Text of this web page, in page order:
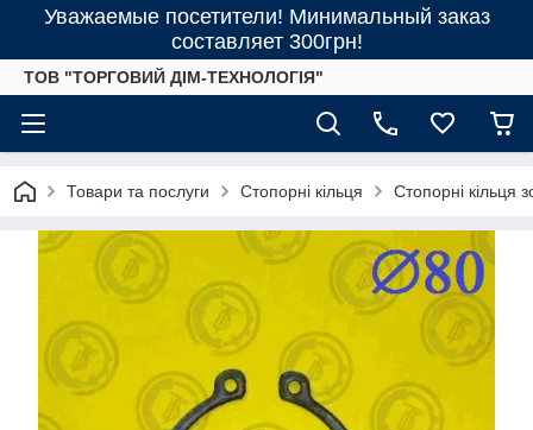
Уважаемые посетители! Минимальный заказ
составляет 300грн!
ТОВ "ТОРГОВИЙ ДІМ-ТЕХНОЛОГІЯ"
Товари та послуги Стопорні кільця Стопорні кільця